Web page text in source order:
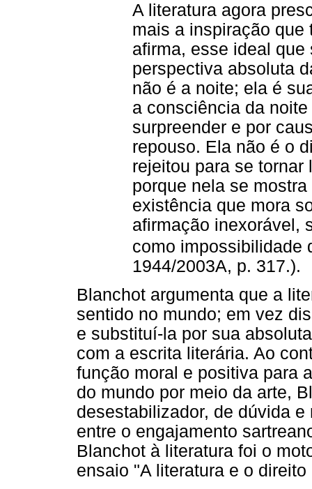
A literatura agora
mais a inspiração que
afirma, esse ideal
perspectiva absoluta
não é a noite; ela é
a consciência da
surpreender e por
repouso. Ela não é o
rejeitou para se
porque nela se
existência que mora
afirmação inexorável,
como impossibilidade
1944/2003A, p. 317.).
Blanchot argumenta que a
sentido no mundo; em vez
e substituí-la por sua
com a escrita literária. Ao
função moral e positiva para
do mundo por meio da arte,
desestabilizador, de dúvida
entre o engajamento
Blanchot à literatura foi o
ensaio "A literatura e o direito